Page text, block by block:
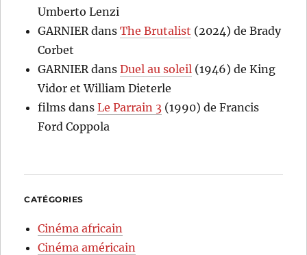
Umberto Lenzi
GARNIER dansThe Brutalist (2024) de Brady
Corbet
GARNIER dansDuel au soleil (1946) de King
Vidor et William Dieterle
films dansLe Parrain 3 (1990) de Francis
Ford Coppola
CATÉGORIES
Cinéma africain
Cinéma américain